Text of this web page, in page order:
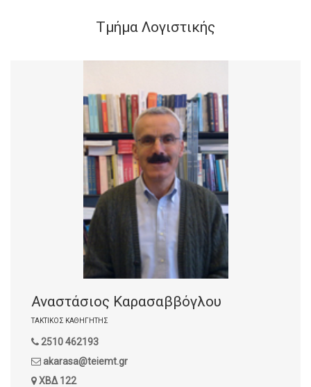
Τμήμα Λογιστικής
Αναστάσιος Καρασαββόγλου
ΤΑΚΤΙΚΌΣ ΚΑΘΗΓΗΤΉΣ
2510 462193
akarasa@teiemt.gr
ΧΒΔ 122